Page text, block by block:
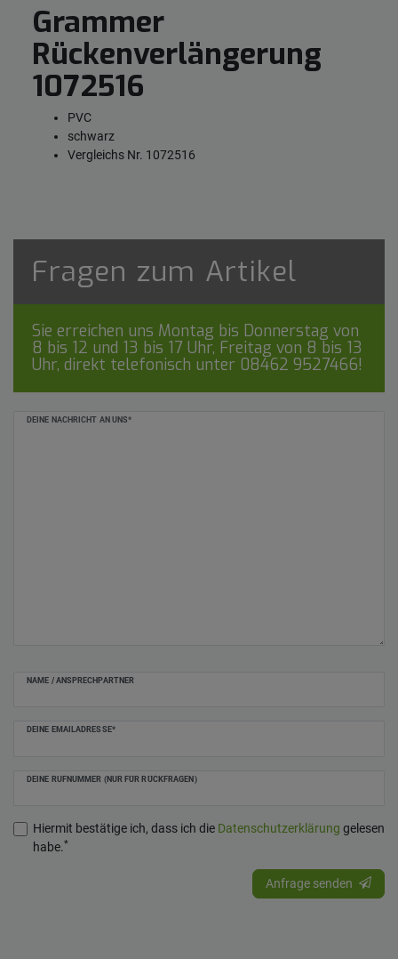
Grammer
Rückenverlängerung
1072516
PVC
schwarz
Vergleichs Nr. 1072516
Fragen zum Artikel
Sie erreichen uns Montag bis Donnerstag von
8 bis 12 und 13 bis 17 Uhr, Freitag von 8 bis 13
Uhr, direkt telefonisch unter 08462 9527466!
DEINE NACHRICHT AN UNS*
NAME / ANSPRECHPARTNER
DEINE EMAILADRESSE*
DEINE RUFNUMMER (NUR FÜR RÜCKFRAGEN)
Hiermit bestätige ich, dass ich die Daten­schutz­erklärung gelesen
habe.*
Ceres::Template.mailFormHoneypotLabel
Anfrage senden